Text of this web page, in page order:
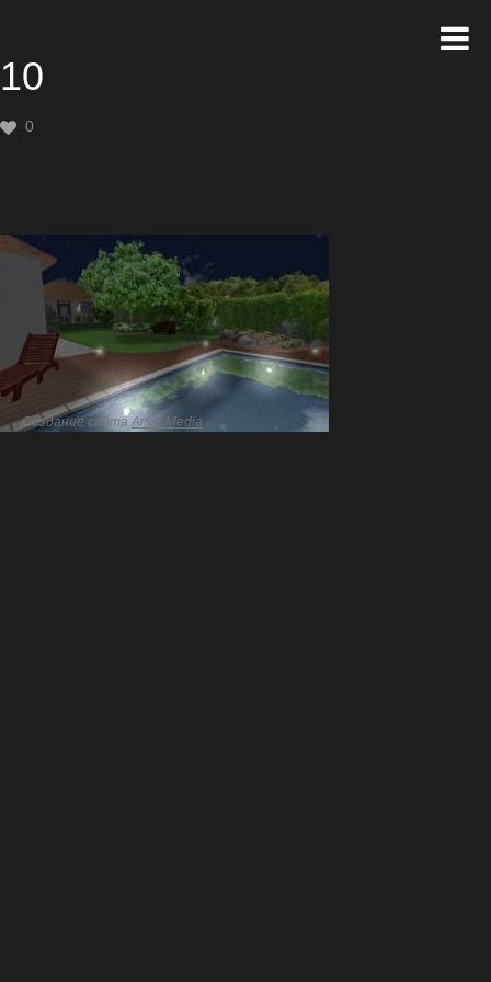
10
0
Создание сайтаArtex Media